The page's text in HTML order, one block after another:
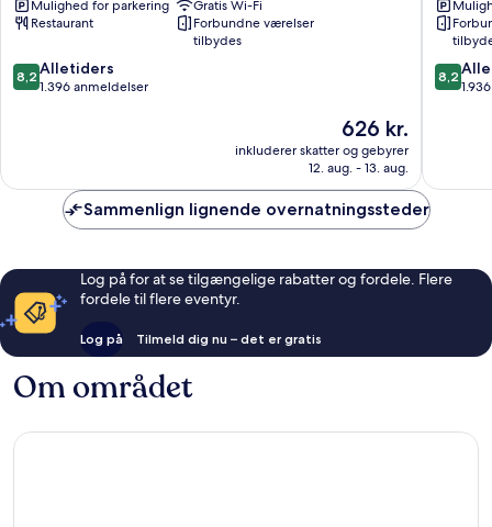
Aalborg
Midtby
Mulighed for parkering
Gratis Wi-Fi
Restaurant
Forbundne værelser
tilbydes
8.2
ud
anmeldelser
8,2 Alletiders
1.396 anmeldelser
Prisen
626 kr.
626 kr.
inkluderer skatter og gebyrer
12. aug. - 13. aug.
Midtby
8.2
ud
8,2
Sammenlign lignende overnatningssteder
Log på for at se tilgængelige rabatter og fordele. Flere
fordele til flere eventyr.
Log på Tilmeld dig nu – det er gratis
Om området